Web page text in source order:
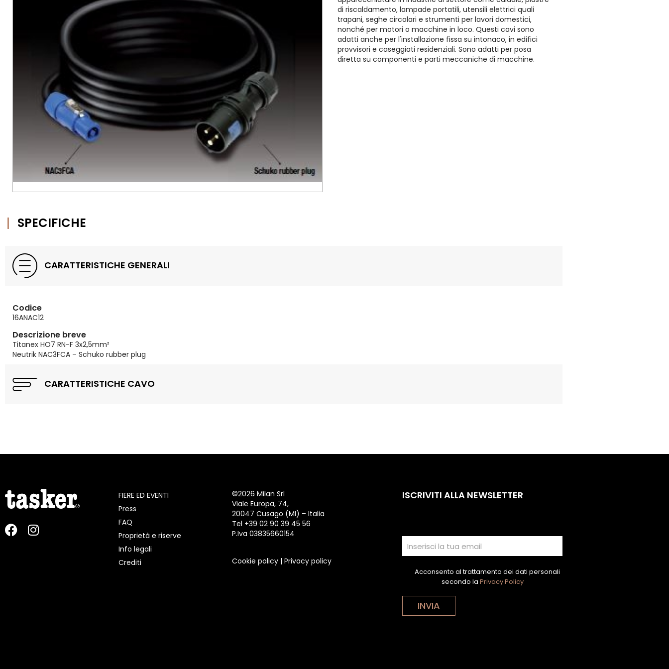
di riscaldamento, lampade portatili, utensili elettrici quali
trapani, seghe circolari e strumenti per lavori domestici,
nonché per motori o macchine in loco. Questi cavi sono
adatti anche per l'installazione fissa su intonaco, in edifici
provvisori e caseggiati residenziali. Sono adatti per posa
diretta su componenti e parti meccaniche di macchine.
SPECIFICHE
CARATTERISTICHE GENERALI
Codice
16ANAC12
Descrizione breve
Titanex HO7 RN-F 3x2,5mm²
Neutrik NAC3FCA – Schuko rubber plug
CARATTERISTICHE CAVO
FIERE ED EVENTI
Press
FAQ
Proprietà e riserve
Info legali
Crediti
©2026 Milan Srl
Viale Europa, 74,
20047 Cusago (MI) – Italia
Tel +39 02 90 39 45 56
P.Iva 03835660154
Cookie policy | Privacy policy
ISCRIVITI ALLA NEWSLETTER
Acconsento al trattamento dei dati personali
secondo la Privacy Policy
INVIA